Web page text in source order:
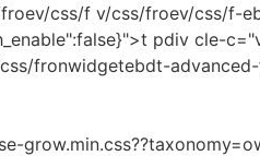
css/f v/css/froev/css/f-
pdiv cle-
fronwidgetebdt-